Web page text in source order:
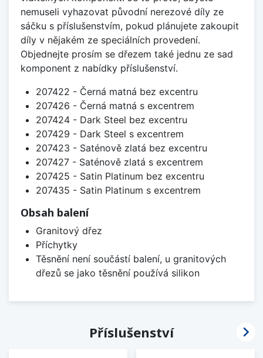
nemuseli vyhazovat původní nerezové díly ze
sáčku s příslušenstvím, pokud plánujete zakoupit
díly v nějakém ze speciálních provedení.
Objednejte prosím se dřezem také jednu ze sad
komponent z nabídky příslušenství.
207422 - Černá matná bez excentru
207426 - Černá matná s excentrem
207424 - Dark Steel bez excentru
207429 - Dark Steel s excentrem
207423 - Saténově zlatá bez excentru
207427 - Saténově zlatá s excentrem
207425 - Satin Platinum bez excentru
207435 - Satin Platinum s excentrem
Obsah balení
Granitový dřez
Příchytky
Těsnění není součástí balení, u granitových
dřezů se jako těsnění používá silikon
Příslušenství 